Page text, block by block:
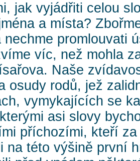
jak vyjádřiti celou
a místa?
nechme promlouvati
víc, než mohla
Naše
osudy rodů, jež
vymykajících se
asi slovy
příchozími, kteří
na této výšině první